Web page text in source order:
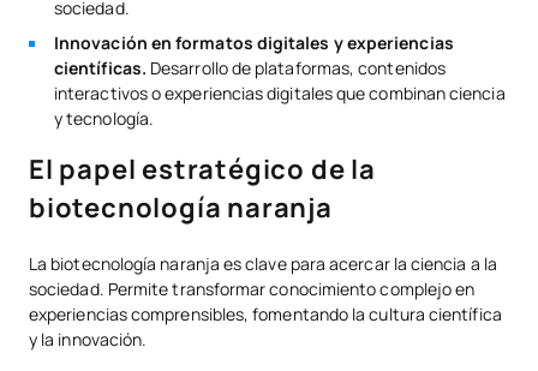
sociedad.
Innovación en formatos digitales y experiencias
científicas. Desarrollo de plataformas, contenidos
interactivos o experiencias digitales que combinan ciencia
y tecnología.
El papel estratégico de la
biotecnología naranja
La biotecnología naranja es clave para acercar la ciencia a la
sociedad. Permite transformar conocimiento complejo en
experiencias comprensibles, fomentando la cultura científica
y la innovación.